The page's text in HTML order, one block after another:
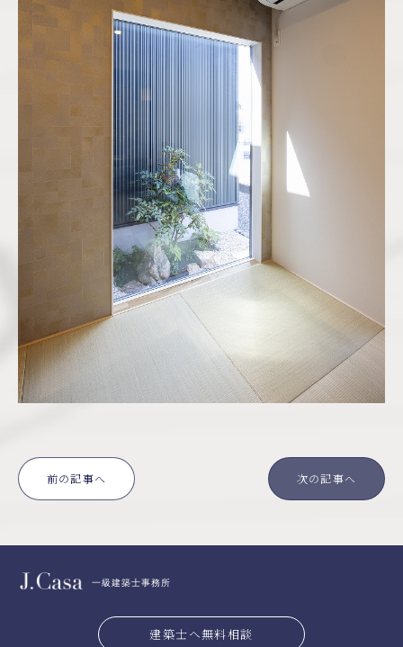
前の記事へ 次の記事へ
一級建築士事務所
建築士へ無料相談